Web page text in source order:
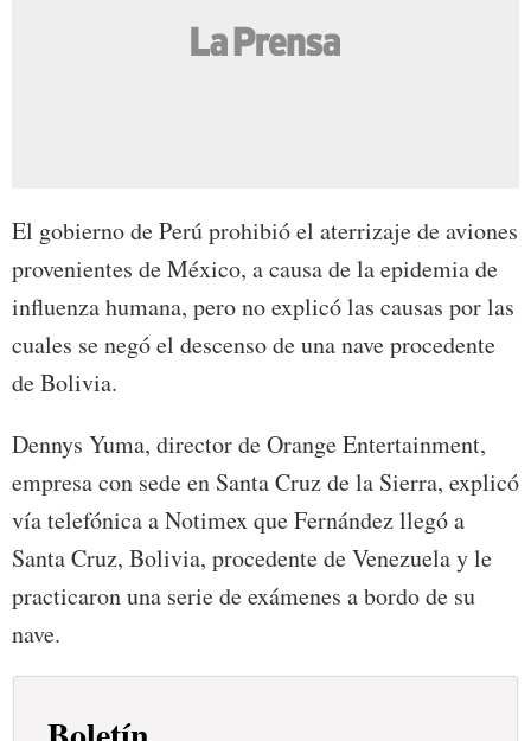
El gobierno de Perú prohibió el aterrizaje de aviones
provenientes de México, a causa de la epidemia de
influenza humana, pero no explicó las causas por las
cuales se negó el descenso de una nave procedente
de Bolivia.
Dennys Yuma, director de Orange Entertainment,
empresa con sede en Santa Cruz de la Sierra, explicó
vía telefónica a Notimex que Fernández llegó a
Santa Cruz, Bolivia, procedente de Venezuela y le
practicaron una serie de exámenes a bordo de su
nave.